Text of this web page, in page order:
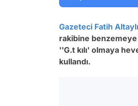
Gazeteci Fatih Altaylı
rakibine benzemeye
''G.t kılı' olmaya
kullandı.